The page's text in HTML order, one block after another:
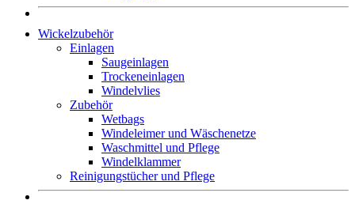
Wickelzubehör
Einlagen
Saugeinlagen
Trockeneinlagen
Windelvlies
Zubehör
Wetbags
Windeleimer und Wäschenetze
Waschmittel und Pflege
Windelklammer
Reinigungstücher und Pflege